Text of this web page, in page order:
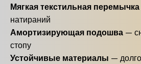
Мягкая текстильная перемычка
натираний
Амортизирующая подошва —
стопу
Устойчивые материалы —